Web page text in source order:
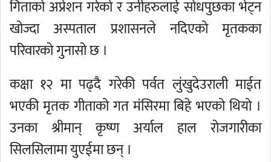
गिताको अप्रेशन गरेको र उनीहरुलाई सोधपुछका भेट्न
खोज्दा अस्पताल प्रशासनले नदिएको मृतकका
परिवारको गुनासो छ ।
कक्षा १२ मा पढ्दै गरेकी पर्वत लुंखुदेउराली माईत
भएकी मृतक गीताको गत मंसिरमा बिहे भएको थियो ।
उनका श्रीमान् कृष्ण अर्याल हाल रोजगारीका
सिलसिलामा युएईमा छन् ।